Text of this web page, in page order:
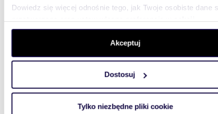
Dowiedz się więcej odnośnie tego, jak Twoje osobiste dane
szczegółów. W Deklaracji plików cookie możesz zmienić
wycofać swoją zgodę w dowolnej chwili.
aby oferować funkcje społecznościowe i analizować ruch w
witrynie. Informacje o tym, jak korzystasz z naszej witryny,
analitycznym. Partnerzy mogą połączyć te informacje z
Akceptuj
Dostosuj
Tylko niezbędne pliki cookie
loggią
595